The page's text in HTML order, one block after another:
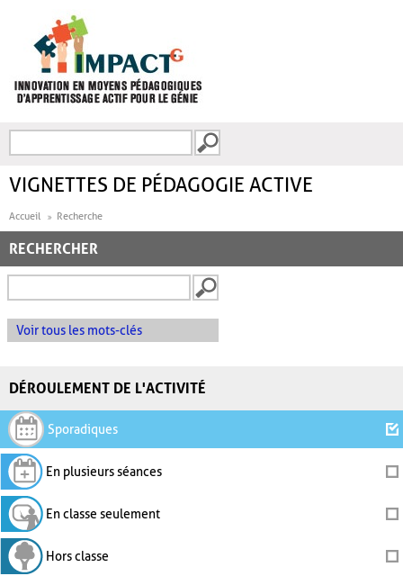
FORMULAIRE DE
VIGNETTES DE PÉDAGOGIE ACTIVE
Accueil Recherche
RECHERCHER
Voir tous les mots-clés
DÉROULEMENT DE L'ACTIVITÉ
Sporadiques
En plusieurs séances
En classe seulement
Hors classe